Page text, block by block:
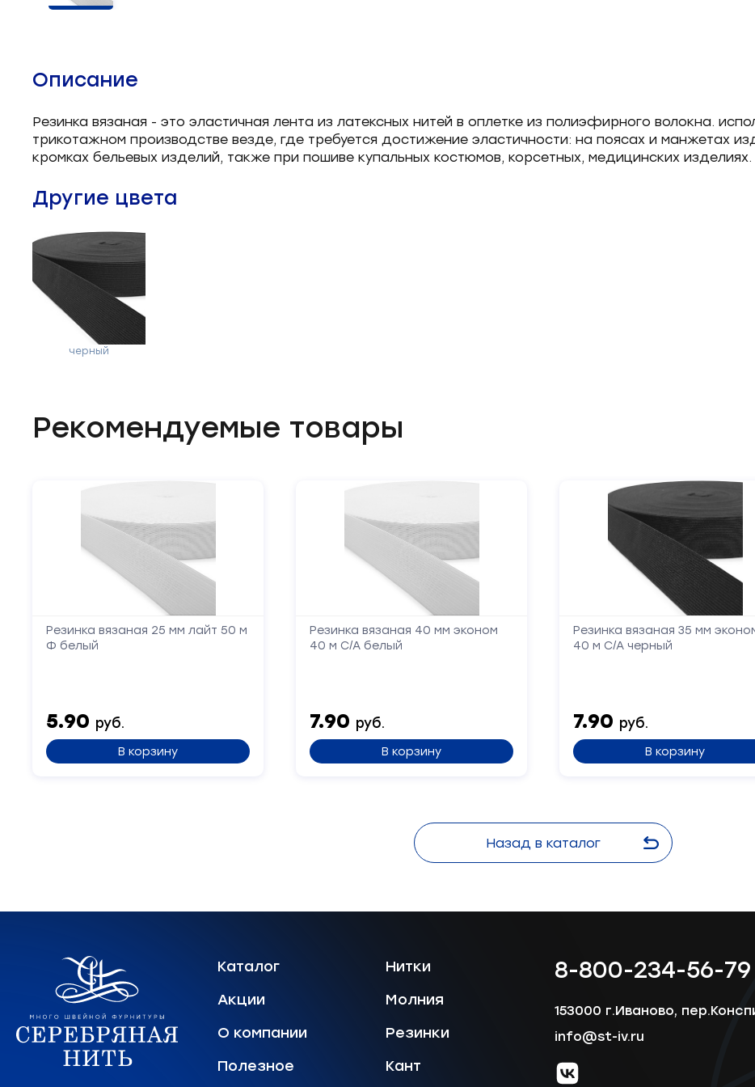
оборудования
Запчасти: иглы 3
Нетканые материалы
Установочное оборудование
Описание
Резинка вязаная - это эластичная лента из латексных нитей в оплетке из полиэфирного волокна.
трикотажном производстве везде, где требуется достижение эластичности: на поясах и манжетах
кромках бельевых изделий, также при пошиве купальных костюмов, корсетных, медицинских изделиях.
Другие цвета
черный
Рекомендуемые товары
Резинка вязаная 25 мм лайт 50 м
Ф белый
5.90 руб.
В корзину
Резинка вязаная 40 мм эконом
40 м С/А белый
7.90 руб.
В корзину
Резинка вязаная 35 мм
40 м С/А черный
7.90 руб.
В корзину
Назад в каталог
Каталог
Акции
О компании
Полезное
Нитки
Молния
Резинки
Кант
8-800-234-56-79
153000 г.Иваново,
info@st-iv.ru
vk.com
Заполните
Ваше
имя
Сообщение
Отправить